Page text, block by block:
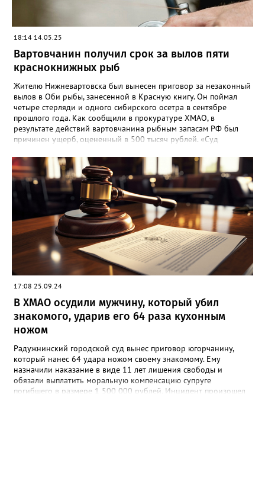
18:14 14.05.25
Вартовчанин получил срок за вылов пяти
краснокнижных рыб
Жителю Нижневартовска был вынесен приговор за незаконный
вылов в Оби рыбы, занесенной в Красную книгу. Он поймал
четыре стерляди и одного сибирского осетра в сентябре
прошлого года. Как сообщили в прокуратуре ХМАО, в
результате действий вартовчанина рыбным запасам РФ был
причинен ущерб, оцененный в 500 тысяч рублей. «Суд
свободы условно с испытательным сроком в один год», —
говорится в сообщении. Также у мужчины конфисковали
моторную лодку и передали государству. На данный момент
приговор не вступил в законную силу.
17:08 25.09.24
В ХМАО осудили мужчину, который убил
знакомого, ударив его 64 раза кухонным
ножом
Радужнинский городской суд вынес приговор югорчанину,
который нанес 64 удара ножом своему знакомому. Ему
назначили наказание в виде 11 лет лишения свободы и
обязали выплатить моральную компенсацию супруге
погибшего в размере 1 500 000 рублей. Инцидент произошел